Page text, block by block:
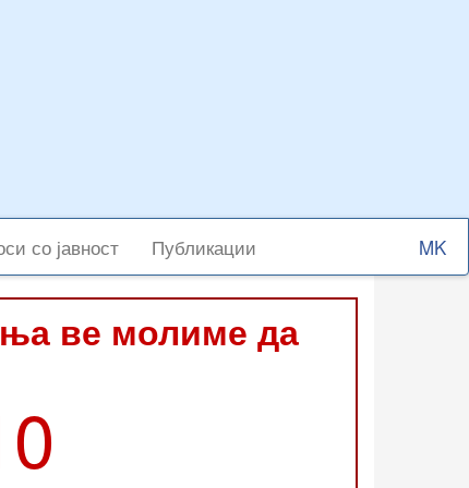
со јавност Публикации
Select
your
ве молиме да